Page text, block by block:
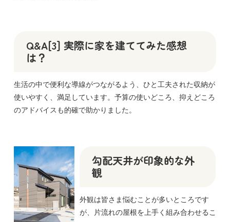
Q&A[3] 実際に家を建ててみた感想
は？
生活の中で便利な導線がつながるよう、ひと工夫された収納が
使いやすく、満足しています。予算の使いどころ、抑えどころ
のアドバイスも的確で助かりました。
勾配天井が印象的な外
観
外観は皆さま悩むことが多いところです
が、片流れの屋根を上手く組み合わせるこ